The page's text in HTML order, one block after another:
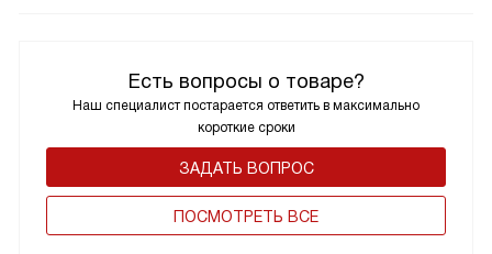
Есть вопросы о товаре?
Наш специалист постарается ответить в максимально
короткие сроки
ЗАДАТЬ ВОПРОС
ПОCМОТРЕТЬ ВСЕ